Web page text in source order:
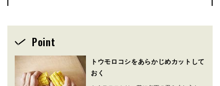
Point
トウモロコシをあらかじめカットして
おく